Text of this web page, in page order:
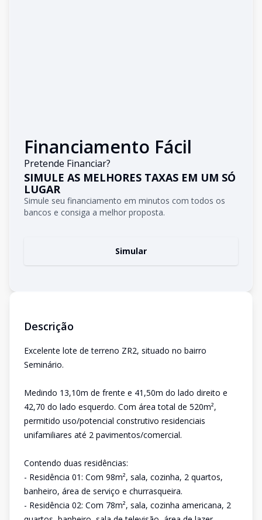
Financiamento Fácil
Pretende Financiar?
SIMULE AS MELHORES TAXAS EM UM SÓ
LUGAR
Simule seu financiamento em minutos com todos os
bancos e consiga a melhor proposta.
Simular
Descrição
Excelente lote de terreno ZR2, situado no bairro
Seminário.
Medindo 13,10m de frente e 41,50m do lado direito e
42,70 do lado esquerdo. Com área total de 520m²,
permitido uso/potencial construtivo residenciais
unifamiliares até 2 pavimentos/comercial.
Contendo duas residências:
- Residência 01: Com 98m², sala, cozinha, 2 quartos,
banheiro, área de serviço e churrasqueira.
- Residência 02: Com 78m², sala, cozinha americana, 2